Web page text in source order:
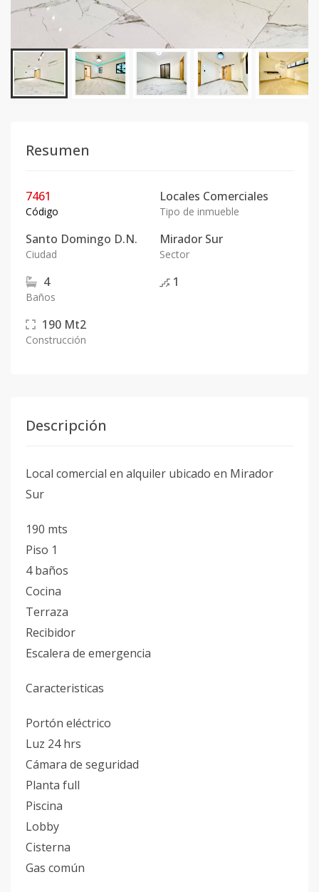
Resumen
7461
Código
Locales Comerciales
Tipo de inmueble
Santo Domingo D.N.
Ciudad
Mirador Sur
Sector
4
Baños
1
190 Mt2
Construcción
Descripción
Local comercial en alquiler ubicado en Mirador
Sur
190 mts
Piso 1
4 baños
Cocina
Terraza
Recibidor
Escalera de emergencia
Caracteristicas
Portón eléctrico
Luz 24 hrs
Cámara de seguridad
Planta full
Piscina
Lobby
Cisterna
Gas común